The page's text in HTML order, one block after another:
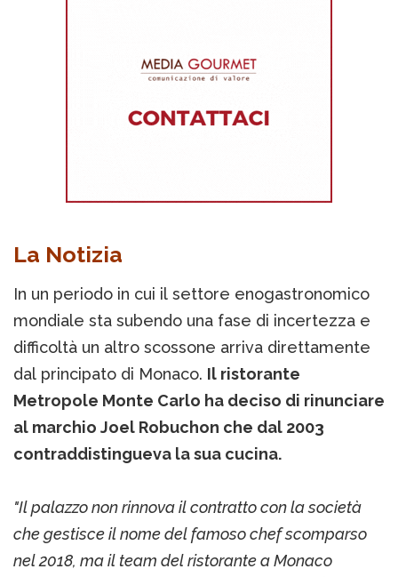
La Notizia
In un periodo in cui il settore enogastronomico
mondiale sta subendo una fase di incertezza e
difficoltà un altro scossone arriva direttamente
dal principato di Monaco. Il ristorante
Metropole Monte Carlo ha deciso di rinunciare
al marchio Joel Robuchon che dal 2003
contraddistingueva la sua cucina.
"Il palazzo non rinnova il contratto con la società
che gestisce il nome del famoso chef scomparso
nel 2018, ma il team del ristorante a Monaco